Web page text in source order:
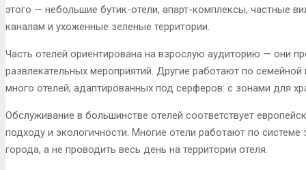
этого — небольшие бутик-отели, апарт-комплексы, частные
каналам и ухоженные зеленые территории.
Часть отелей ориентирована на взрослую аудиторию — они
развлекательных мероприятий. Другие работают по
много отелей, адаптированных под серферов: с зонами для
Обслуживание в большинстве отелей соответствует
подходу и экологичности. Многие отели работают по системе
города, а не проводить весь день на территории отеля.